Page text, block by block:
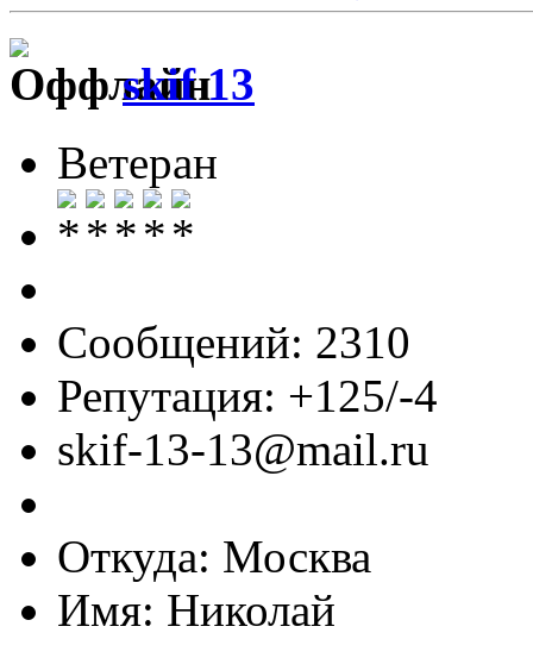
skif 13
Ветеран
Сообщений: 2310
Репутация: +125/-4
skif-13-13@mail.ru
Откуда: Москва
Имя: Николай